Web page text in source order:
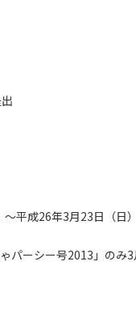
平成26年3月23日（日）
ーシー号2013」のみ3